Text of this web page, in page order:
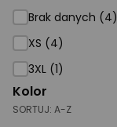
Brak danych (4)
XS (4)
3XL (1)
Kolor
SORTUJ: A-Z